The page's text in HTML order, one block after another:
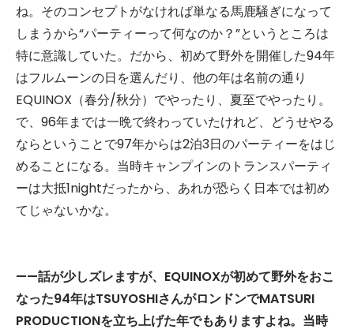
ね。そのコンセプトがなければ単なる馬鹿騒ぎになって
しまうから“パーティーって何なのか？”というところは
特に意識していた。だから、初めて野外を開催した94年
はフルムーンの日を選んだり、他の年は名前の通り
EQUINOX（春分/秋分）でやったり、夏至でやったり。
で、96年までは一晩で終わっていたけれど、どうせやる
ならということで97年からは2泊3日のパーティーをはじ
めることになる。当時キャンプインのトランスパーティ
ーは大抵1nightだったから、あれが恐らく日本では初め
てじゃないかな。
——話が少しズレますが、EQUINOXが初めて野外をおこ
なった94年はTSUYOSHIさんがロンドンでMATSURI
PRODUCTIONを立ち上げた年でもありますよね。当時